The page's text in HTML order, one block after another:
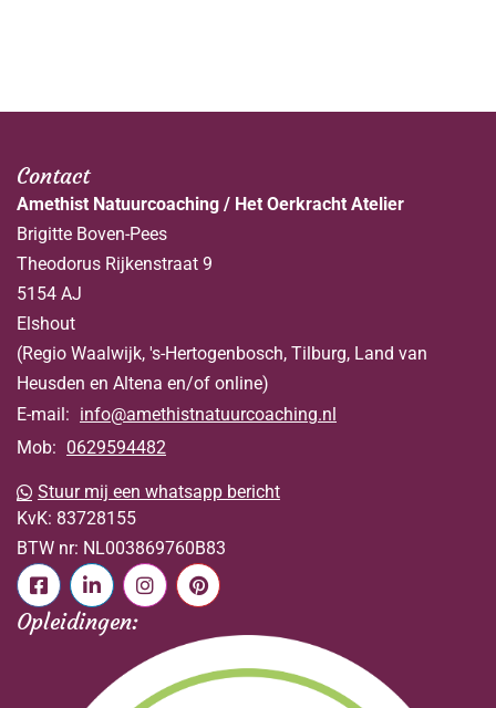
Contact
Amethist Natuurcoaching / Het Oerkracht Atelier
Brigitte Boven-Pees
Theodorus Rijkenstraat 9
5154 AJ
Elshout
(Regio Waalwijk, 's-Hertogenbosch, Tilburg, Land van
Heusden en Altena en/of online)
E-mail: info@amethistnatuurcoaching.nl
Mob: 0629594482
Stuur mij een whatsapp bericht
KvK: 83728155
BTW nr: NL003869760B83
Opleidingen: